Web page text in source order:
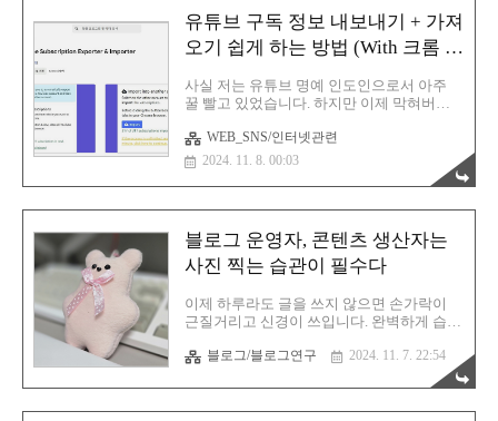
니다. 그야말로 알리에서 도착했음을 알 수
있죠? 온통 한자입니다. 구성품입니다. 고정
용 자석이 몇 개 들어있고 마이크로 5핀 충전
케이블, 그리고 리모컨, 마지막으로 LED 조
명등입니다. 조작부 부분입니다. 전원 스위
치와 마이크로5핀 단자, 전원 스위치가 있습
니다. 바로 테스트를 시도해 봅니다. 본체 전
원 스위치를 누르지 않고 리모컨으로 간편하
게 조작 가능합니다...
유튜브 구독 정보 내보내기 + 가져
오기 쉽게 하는 방법 (With 크롬 브
사실 저는 유튜브 명예 인도인으로서 아주
꿀 빨고 있었습니다. 하지만 이제 막혀버렸
로만 유튜브 프리미엄 결제가 가능해지는 패
치가 진행되고 말았습니다. 그렇기에 이제는
더 이상 유튜브를 우회하여 사용할 수 없게
되어버렸습니다. 어쩔 수 없이 무조건 다시
대한민국에서 정식으로 결제를 해야 하는 상
황! 구글에서 검색해보니까 이제 OTT 사기
도 판치고 있는 모양입니다. 그도 그럴 것이
이게 말도 안 되는 게 모두 현금 거래를 유도
그리고 절대 1개월만 판매를 안 합니다. 6개
월 내지 1년 치를 한 방에 내야 합니다. 그리
리미엄이 끊겨버리는 일들이 비일비재! 하지
WEB_SNS/인터넷관련
2024. 11. 8. 00:03
블로그 운영자, 콘텐츠 생산자는
사진 찍는 습관이 필수다
이제 하루라도 글을 쓰지 않으면 손가락이
근질거리고 신경이 쓰입니다. 완벽하게 습관
단 하루도 빠짐없이 글을 작성해 왔습니다.
아니, 정확하게는 하루에 1개 이상의 글을 발
행해 왔죠. 그저 글쓰기가 보람되고 재밌었
기에 달성할 수 있었던 쾌거라고 생각합니
블로그/블로그연구 2024. 11. 7. 22:54